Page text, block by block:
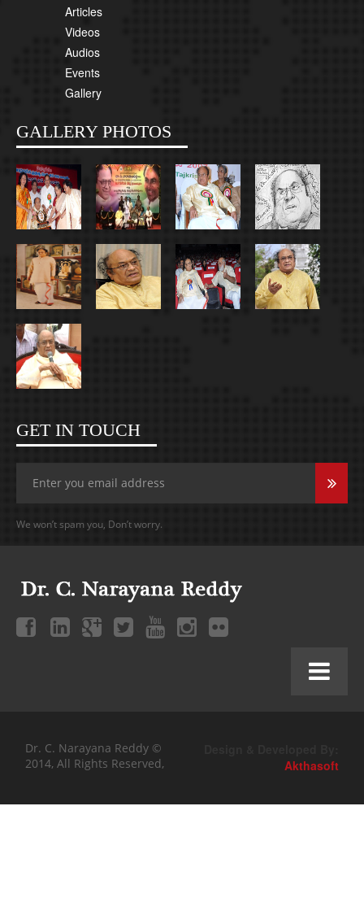
Articles
Videos
Audios
Events
Gallery
GALLERY PHOTOS
GET IN TOUCH
We won’t spam you, Don’t worry.
Dr. C. Narayana Reddy ©
2014, All Rights Reserved,
Akthasoft